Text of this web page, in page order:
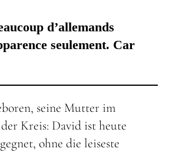
d’allemands
seulement. Car
seine Mutter im
Kreis: David ist heute
ohne die leiseste